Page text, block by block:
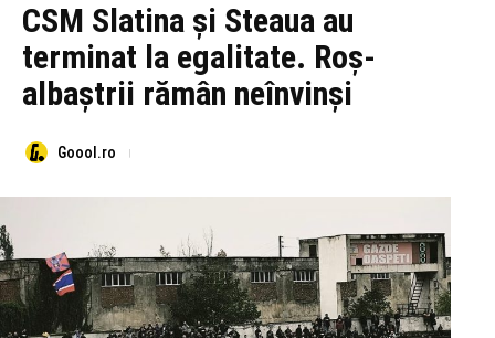
CSM Slatina și Steaua au
terminat la egalitate. Roș-
albaștrii rămân neînvinși
Goool.ro